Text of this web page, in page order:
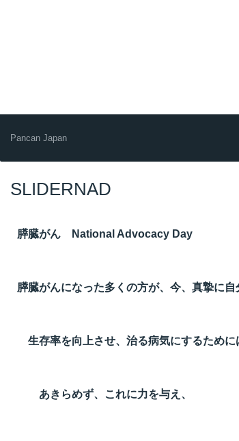
Pancan Japan
SLIDERNAD
膵臓がん National Advocacy Day
膵臓がんになった多くの方が、今、真摯に自
生存率を向上させ、治る病気にするため
あきらめず、これに力を与え、